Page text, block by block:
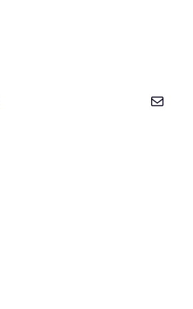
Mail